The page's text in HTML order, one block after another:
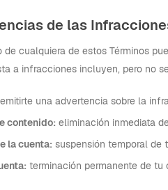
de las
de cualquiera de estos Términos
a infracciones incluyen, pero no
emitirte una advertencia sobre la
contenido: eliminación inmediata
la cuenta: suspensión temporal de
terminación permanente de